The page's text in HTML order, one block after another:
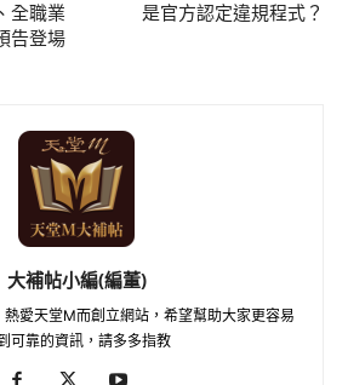
全職業
告登場
是官方認定違規程式？
大補帖小編(編董)
愛天堂M而創立網站，希望幫助大家更容易
可靠的資訊，請多多指教